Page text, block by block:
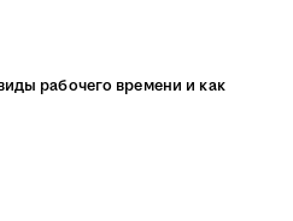
рабочего времени и как